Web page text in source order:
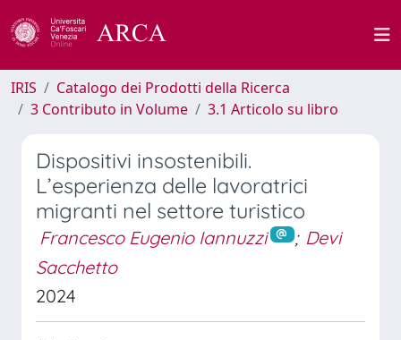
IRIS
Catalogo dei Prodotti della Ricerca
3 Contributo in Volume
3.1 Articolo su libro
Dispositivi insostenibili.
L’esperienza delle lavoratrici
migranti nel settore turistico
Francesco Eugenio Iannuzzi ; Devi
Sacchetto
2024